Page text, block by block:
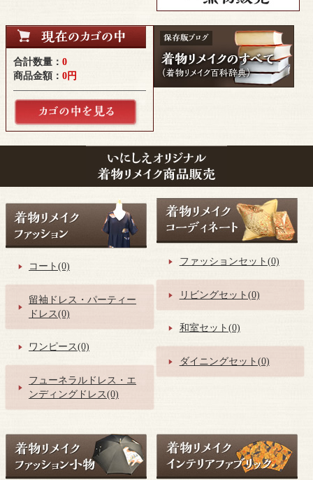
合計数量： 0
商品金額： 0円
コート(0)
留袖ドレス・パーティー
ドレス(0)
ワンピース(0)
フューネラルドレス・エ
ンディングドレス(0)
ファッションセット(0)
リビングセット(0)
和室セット(0)
ダイニングセット(0)